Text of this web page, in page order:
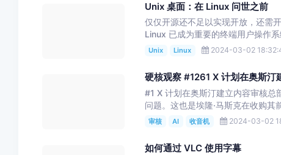
Unix 桌面：在 Linux 问世之前
仅仅开源还不足以实现开放，还需
Linux 已成为重要的终端用户操作
Unix Linux 2024-03-02
硬核观察 #1261 X 计划在奥斯汀
#1 X 计划在奥斯汀建立内容审核总
问题。这也是埃隆·马斯克在收购
审核 AI 收音机 2024-03-02
如何通过 VLC 使用字幕